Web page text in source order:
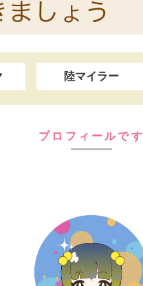
陸マイラー
プロフィールです